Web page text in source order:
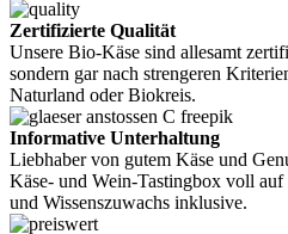
Zertifizierte Qualität
Unsere Bio-Käse sind allesamt
sondern gar nach strengeren
Naturland oder Biokreis.
Informative Unterhaltung
Liebhaber von gutem Käse und
Käse- und Wein-Tastingbox voll
und Wissenszuwachs inklusive.